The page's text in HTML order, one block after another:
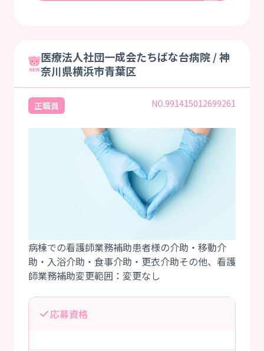
医療法人社団一成会たちばな台病院 / 神
奈川県横浜市青葉区
正職員 NO.991415012699261
病棟での看護師業務補助患者様の介助・移動介
助・入浴介助・食事介助・更衣介助その他、看護
応募資格